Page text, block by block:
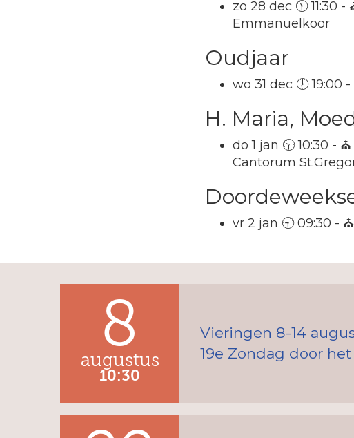
zo 28 dec 🕦 11:30
Emmanuelkoor
Oudjaar
wo 31 dec 🕖 19:00
H. Maria,
do 1 jan 🕥 10:30 -
Cantorum
vr 2 jan 🕤 09:30 -
8
augustus
10:30
Vieringen 8-14
19e Zondag door het